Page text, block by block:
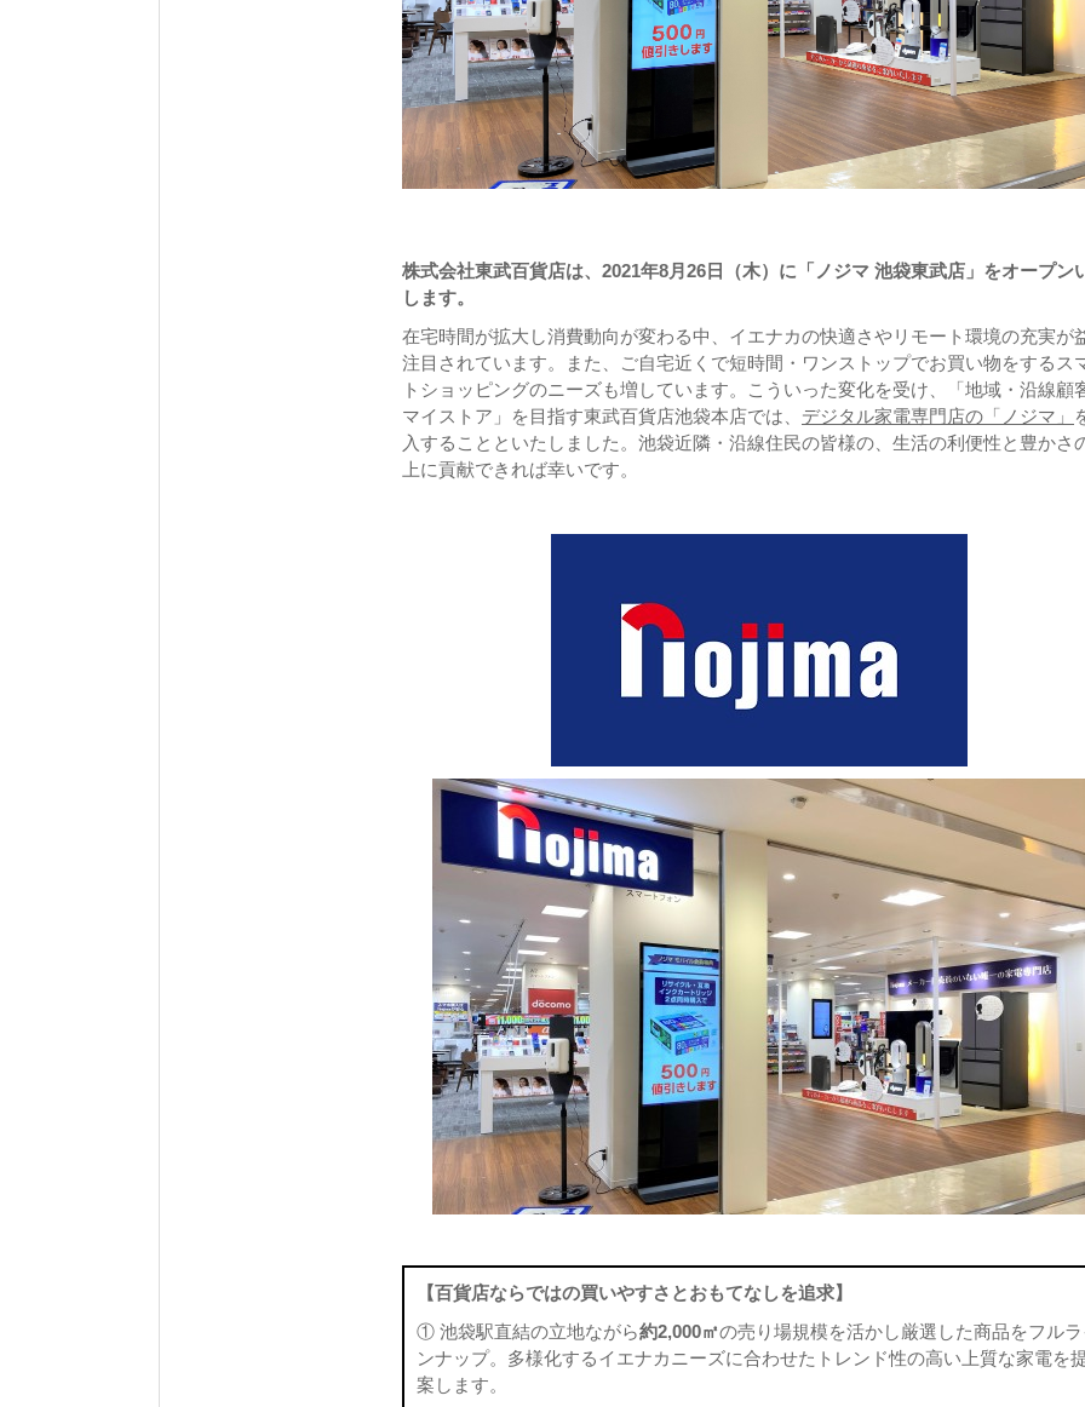
株式会社東武百貨店は、2021年8月26日（木）に「ノジマ 池袋東武店」をオープン
します。
在宅時間が拡大し消費動向が変わる中、イエナカの快適さやリモート環境の充実が
注目されています。また、ご自宅近くで短時間・ワンストップでお買い物をするス
トショッピングのニーズも増しています。こういった変化を受け、「地域・沿線顧
マイストア」を目指す東武百貨店池袋本店では、 デジタル家電専門店の「ノジマ」
入することといたしました。池袋近隣・沿線住民の皆様の、生活の利便性と豊かさ
上に貢献できれば幸いです。
【百貨店ならではの買いやすさとおもてなしを追求】
① 池袋駅直結の立地ながら約2,000㎡の売り場規模を活かし厳選した商品をフル
ンナップ。多様化するイエナカニーズに合わせたトレンド性の高い上質な家電を
案します。